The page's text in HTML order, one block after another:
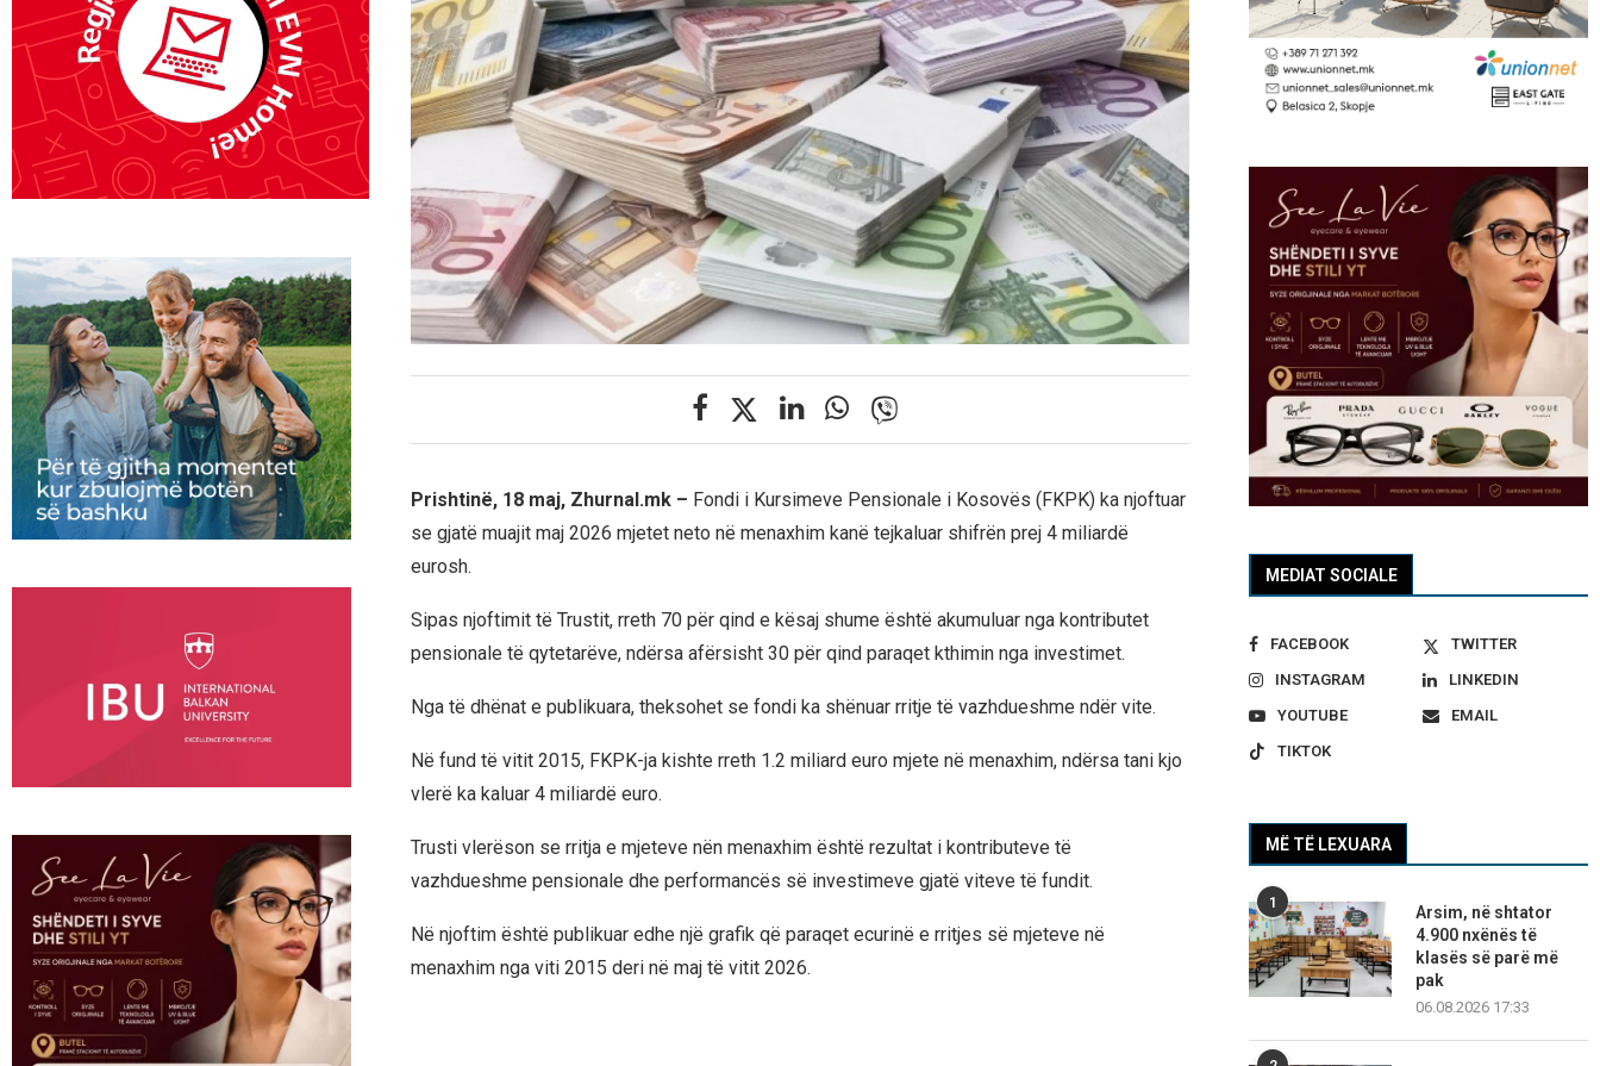
Prishtinë, 18 maj, Zhurnal.mk – Fondi i Kursimeve Pensionale i Kosovës (FKPK) ka njoftuar
se gjatë muajit maj 2026 mjetet neto në menaxhim kanë tejkaluar shifrën prej 4 miliardë
eurosh.
Sipas njoftimit të Trustit, rreth 70 për qind e kësaj shume është akumuluar nga kontributet
pensionale të qytetarëve, ndërsa afërsisht 30 për qind paraqet kthimin nga investimet.
Nga të dhënat e publikuara, theksohet se fondi ka shënuar rritje të vazhdueshme ndër vite.
Në fund të vitit 2015, FKPK-ja kishte rreth 1.2 miliard euro mjete në menaxhim, ndërsa tani kjo
vlerë ka kaluar 4 miliardë euro.
Trusti vlerëson se rritja e mjeteve nën menaxhim është rezultat i kontributeve të
vazhdueshme pensionale dhe performancës së investimeve gjatë viteve të fundit.
Në njoftim është publikuar edhe një grafik që paraqet ecurinë e rritjes së mjeteve në
menaxhim nga viti 2015 deri në maj të vitit 2026.
MEDIAT SOCIALE
FACEBOOK
TWITTER
INSTAGRAM
LINKEDIN
YOUTUBE
EMAIL
TIKTOK
MË TË LEXUARA
1
Arsim, në shtator
4.900 nxënës të
klasës së parë më
pak
06.08.2026 17:33